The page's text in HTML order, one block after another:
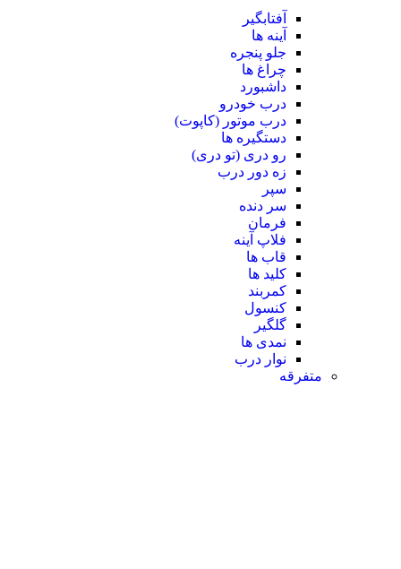
آفتابگیر
آینه ها
جلو پنجره
چراغ ها
داشبورد
درب خودرو
درب موتور (کاپوت)
دستگیره ها
رو دری (تو دری)
زه دور درب
سپر
سر دنده
فرمان
فلاپ آینه
قاب ها
کلید ها
کمربند
کنسول
گلگیر
نمدی ها
نوار درب
متفرقه